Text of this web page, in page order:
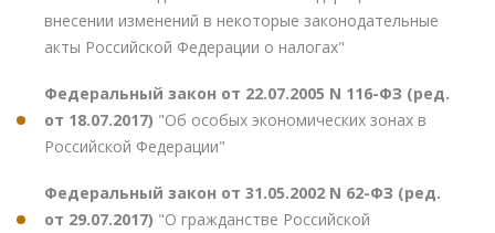
внесении изменений в некоторые законодательные
акты Российской Федерации о налогах"
Федеральный закон от 22.07.2005 N 116-ФЗ (ред.
от 18.07.2017) "Об особых экономических зонах в
Российской Федерации"
Федеральный закон от 31.05.2002 N 62-ФЗ (ред.
от 29.07.2017) "О гражданстве Российской